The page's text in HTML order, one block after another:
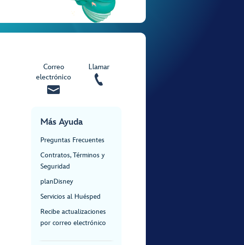
Correo
electrónico
Llamar
Más Ayuda
Preguntas Frecuentes
Contratos, Términos y
Seguridad
planDisney
Servicios al Huésped
Recibe actualizaciones
por correo electrónico